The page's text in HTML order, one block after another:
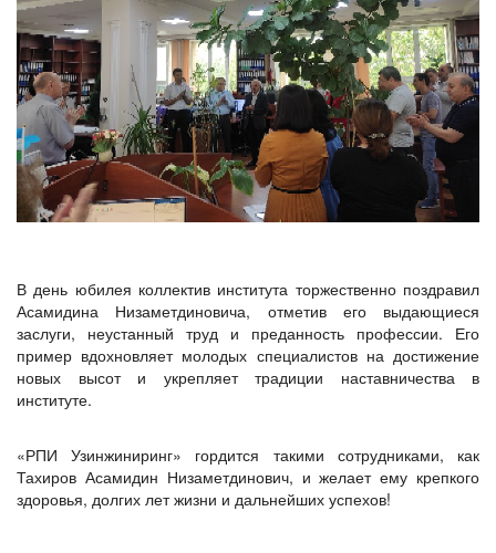
В день юбилея коллектив института торжественно поздравил
Асамидина Низаметдиновича, отметив его выдающиеся
заслуги, неустанный труд и преданность профессии. Его
пример вдохновляет молодых специалистов на достижение
новых высот и укрепляет традиции наставничества в
институте.
«РПИ Узинжиниринг» гордится такими сотрудниками, как
Тахиров Асамидин Низаметдинович, и желает ему крепкого
здоровья, долгих лет жизни и дальнейших успехов!